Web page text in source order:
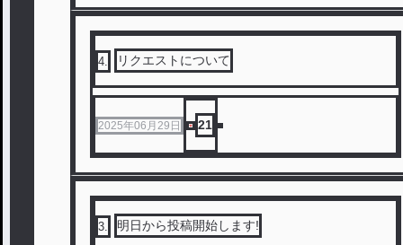
4. リクエストについて
2025年06月29日 21
3. 明日から投稿開始します!